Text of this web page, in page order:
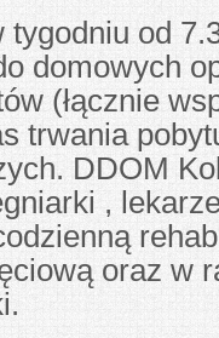
od
domowych
(łącznie
trwania
DDOM
,
oraz w